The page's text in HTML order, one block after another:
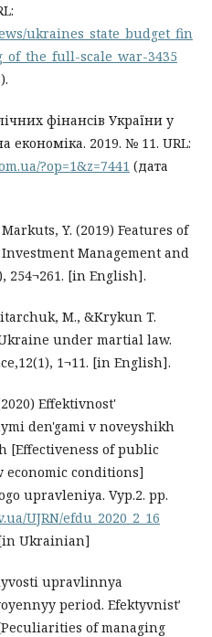
ukraines_state_budget_fin
scale_war-3435
фінансів України у
економіка. 2019. № 11. URL:
?op=1&z=7441 (дата
Y. (2019) Features of
Management and
254¬261. [in English].
M., &Кrykun T.
under martial law.
1¬11. [in English].
Effektivnost'
den'gami v noveyshikh
[Effectiveness of public
economic conditions]
upravleniya. Vyp.2. pp.
UJRN/efdu_2020_2_16
[in Ukrainian]
upravlinnya
period. Efektyvnistʹ
of managing